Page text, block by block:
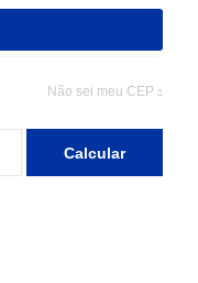
Não sei meu CEP
Calcular